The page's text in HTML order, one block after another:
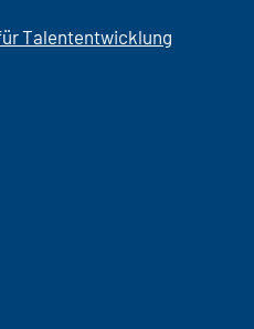
Talententwicklung